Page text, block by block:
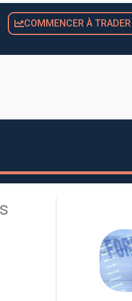
COMMENCER À TRADER